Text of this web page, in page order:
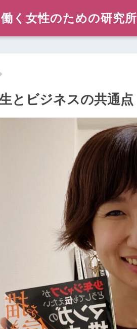
く女性のための研究所
とビジネスの共通点